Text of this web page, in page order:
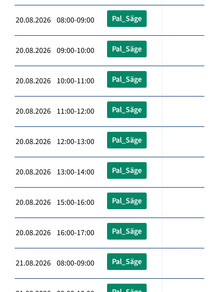
20.08.2026 08:00-09:00 Pal_Säge
20.08.2026 09:00-10:00 Pal_Säge
20.08.2026 10:00-11:00 Pal_Säge
20.08.2026 11:00-12:00 Pal_Säge
20.08.2026 12:00-13:00 Pal_Säge
20.08.2026 13:00-14:00 Pal_Säge
20.08.2026 15:00-16:00 Pal_Säge
20.08.2026 16:00-17:00 Pal_Säge
21.08.2026 08:00-09:00 Pal_Säge